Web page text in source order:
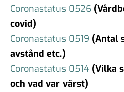
Coronastatus 0526
covid)
Coronastatus 0519 (Antal
avstånd etc.)
Coronastatus 0514 (Vilka
och vad var värst)